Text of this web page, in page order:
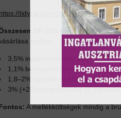
tidycal.com/1jgel81/30-minute-
10–11% mellékköltséggel
esetén:
3,5% ingatlanszerzési adó
1,1% bejegyzési illeték
1,8–2% ügyvédi és közjegyzői díj
3% (+20% forgalmi adó) az
A mellékköltségek mindig a